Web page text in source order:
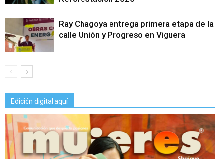
Ray Chagoya entrega primera etapa de la
calle Unión y Progreso en Viguera
Edición digital aquí